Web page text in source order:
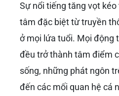
Sự nổi tiếng tăng vọt
tâm đặc biệt từ truyền
ở mọi lứa tuổi. Mọi động
đều trở thành tâm điểm
sống, những phát ngôn
đến các mối quan hệ cá